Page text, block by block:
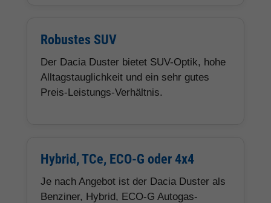
Robustes SUV
Der Dacia Duster bietet SUV-Optik, hohe
Alltagstauglichkeit und ein sehr gutes
Preis-Leistungs-Verhältnis.
Hybrid, TCe, ECO-G oder 4x4
Je nach Angebot ist der Dacia Duster als
Benziner, Hybrid, ECO-G Autogas-